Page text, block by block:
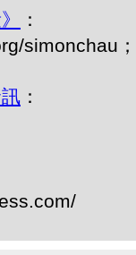
：
simonchau
：